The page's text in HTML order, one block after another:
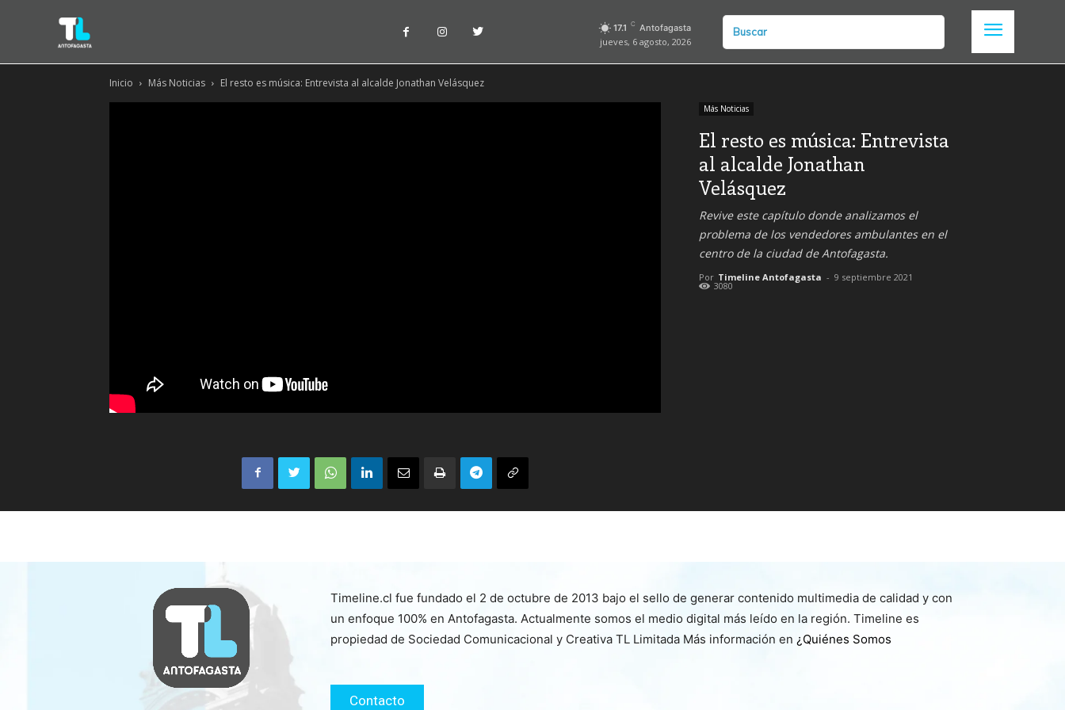
17.1 C Antofagasta
jueves, 6 agosto, 2026
Buscar
Inicio Más Noticias El resto es música: Entrevista al alcalde Jonathan Velásquez
Más Noticias
El resto es música: Entrevista
al alcalde Jonathan
Velásquez
Revive este capítulo donde analizamos el
problema de los vendedores ambulantes en el
centro de la ciudad de Antofagasta.
Por Timeline Antofagasta - 9 septiembre 2021
3080
Timeline.cl fue fundado el 2 de octubre de 2013 bajo el sello de generar contenido multimedia de calidad y con
un enfoque 100% en Antofagasta. Actualmente somos el medio digital más leído en la región. Timeline es
propiedad de Sociedad Comunicacional y Creativa TL Limitada Más información en ¿Quiénes Somos
Contacto